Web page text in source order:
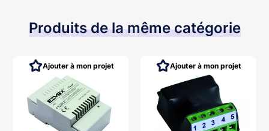
Produits de la même catégorie
Ajouter à mon projet Ajouter à mon projet